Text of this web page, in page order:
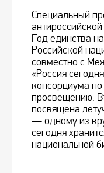
Специальный
Год единства
Российской
совместно с
«Россия
консорциума
просвещению.
посвящена
— одному из
сегодня
национальной